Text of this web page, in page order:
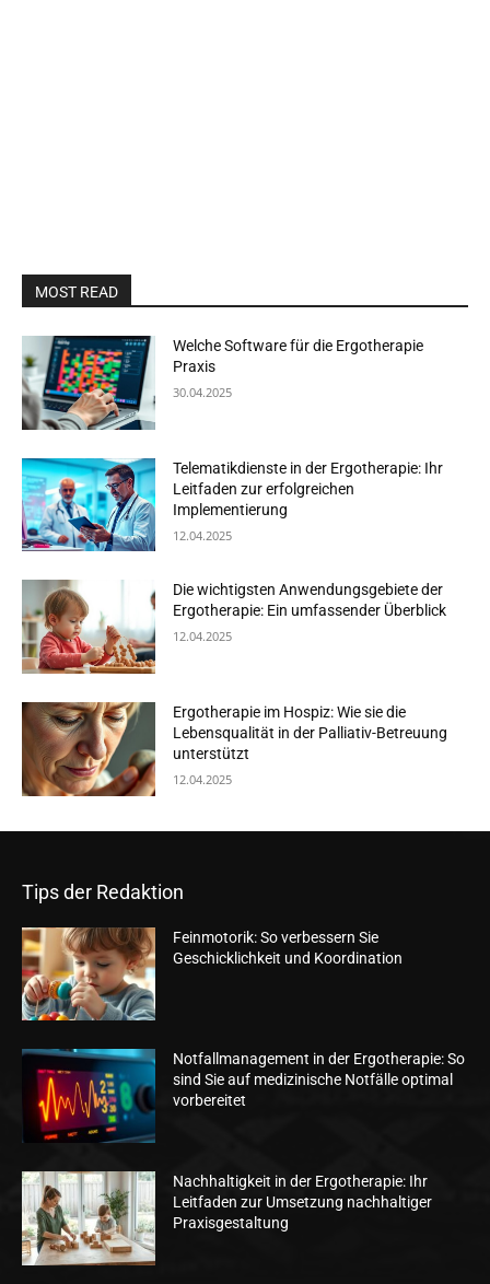
MOST READ
Welche Software für die Ergotherapie
Praxis
30.04.2025
Telematikdienste in der Ergotherapie: Ihr
Leitfaden zur erfolgreichen
Implementierung
12.04.2025
Die wichtigsten Anwendungsgebiete der
Ergotherapie: Ein umfassender Überblick
12.04.2025
Ergotherapie im Hospiz: Wie sie die
Lebensqualität in der Palliativ-Betreuung
unterstützt
12.04.2025
Tips der Redaktion
Feinmotorik: So verbessern Sie
Geschicklichkeit und Koordination
Notfallmanagement in der Ergotherapie: So
sind Sie auf medizinische Notfälle optimal
vorbereitet
Nachhaltigkeit in der Ergotherapie: Ihr
Leitfaden zur Umsetzung nachhaltiger
Praxisgestaltung